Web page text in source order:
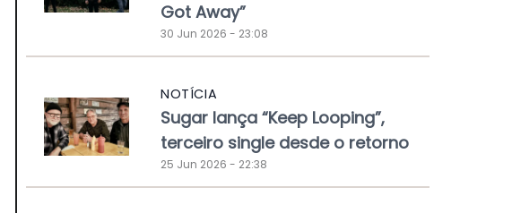
Got Away”
30 Jun 2026 - 23:08
NOTÍCIA
Sugar lança “Keep Looping”,
terceiro single desde o retorno
25 Jun 2026 - 22:38